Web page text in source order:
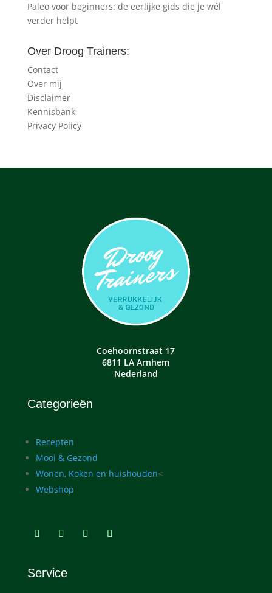
Paleo voor beginners: de eerlijke gids die je wél
verder helpt
Over Droog Trainers:
Contact
Over mij
Disclaimer
Kennisbank
Privacy Policy
Coehoornstraat 17
6811 LA Arnhem
Nederland
Categorieën
Recepten
Mooi & Gezond
Wonen, Koken en huishouden<
Webshop
Service